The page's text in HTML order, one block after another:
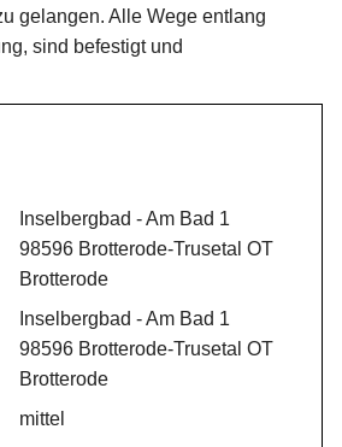
gelangen. Alle Wege entlang
sind befestigt und
Inselbergbad - Am Bad 1
98596 Brotterode-Trusetal OT
Brotterode
Inselbergbad - Am Bad 1
98596 Brotterode-Trusetal OT
Brotterode
mittel